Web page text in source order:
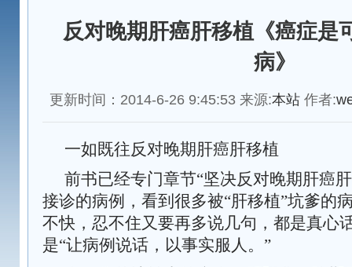
反对晚期肝癌肝移植《癌症是
病》
更新时间：2014-6-26 9:45:53 来源:本站作者:
一如既往反对晚期肝癌肝移植
前书已经专门章节“坚决反对晚期肝癌
接诊的病例，看到很多被“肝移植”坑爹的
不快，忍不住又要再多说几句，都是真
是“让病例说话，以事实服人。”